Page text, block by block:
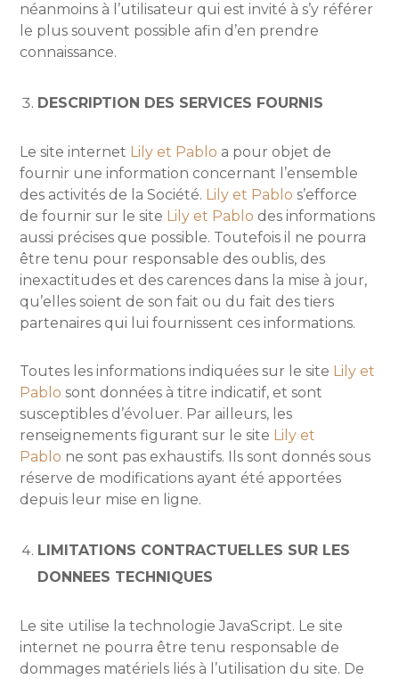
néanmoins à l’utilisateur qui est invité à s’y référer
le plus souvent possible afin d’en prendre
connaissance.
DESCRIPTION DES SERVICES FOURNIS
Le site internet Lily et Pablo a pour objet de
fournir une information concernant l’ensemble
des activités de la Société. Lily et Pablos’efforce
de fournir sur le site Lily et Pablo des informations
aussi précises que possible. Toutefois il ne pourra
être tenu pour responsable des oublis, des
inexactitudes et des carences dans la mise à jour,
qu’elles soient de son fait ou du fait des tiers
partenaires qui lui fournissent ces informations.
Toutes les informations indiquées sur le site Lily et
Pablo sont données à titre indicatif, et sont
susceptibles d’évoluer. Par ailleurs, les
renseignements figurant sur le site Lily et
Pablo ne sont pas exhaustifs. Ils sont donnés sous
réserve de modifications ayant été apportées
depuis leur mise en ligne.
LIMITATIONS CONTRACTUELLES SUR LES
DONNEES TECHNIQUES
Le site utilise la technologie JavaScript. Le site
internet ne pourra être tenu responsable de
dommages matériels liés à l’utilisation du site. De